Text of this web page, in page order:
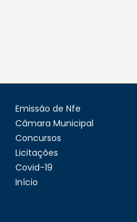
Emissão de Nfe
Câmara Municipal
Concursos
Licitações
Covid-19
Início